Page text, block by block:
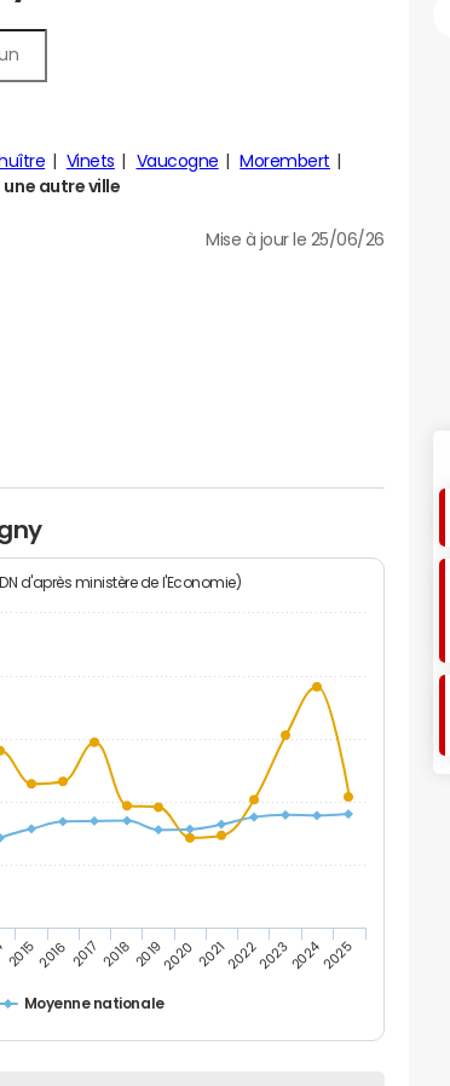
Lhuître Vinets Vaucogne
Morembert
autre ville
Mise à jour le 25/06/26
d'après ministère de l'Economie)
Moyenne nationale
20152016 2017 20182019202020212022202320242025